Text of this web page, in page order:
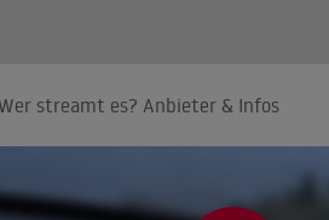
streamt es? Anbieter & Infos